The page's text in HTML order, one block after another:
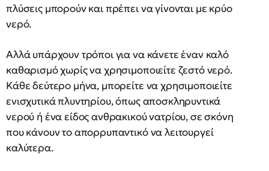
πλύσεις μπορούν και πρέπει να γίνονται με κρύο
νερό.
Αλλά υπάρχουν τρόποι για να κάνετε έναν καλό
καθαρισμό χωρίς να χρησιμοποιείτε ζεστό νερό.
Κάθε δεύτερο μήνα, μπορείτε να χρησιμοποιείτε
ενισχυτικά πλυντηρίου, όπως αποσκληρυντικά
νερού ή ένα είδος ανθρακικού νατρίου, σε σκόνη
που κάνουν το απορρυπαντικό να λειτουργεί
καλύτερα.